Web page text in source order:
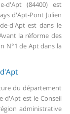
d'Apt (84400) est
d'Apt-Pont Julien
d'Apt est dans le
la réforme des
N°1 de Apt dans la
du département
d'Apt est le Conseil
administrative